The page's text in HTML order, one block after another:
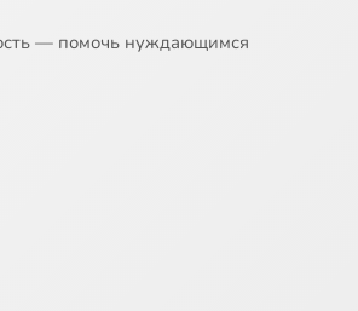
— помочь нуждающимся